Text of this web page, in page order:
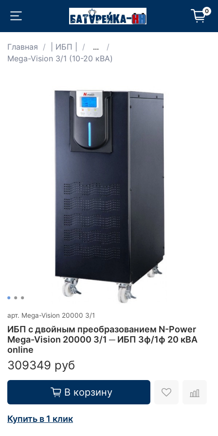
0
Главная | ИБП |
...
Mega-Vision 3/1 (10-20 кВА)
арт. Mega-Vision 20000 3/1
ИБП с двойным преобразованием N-Power
Mega-Vision 20000 3/1 ─ ИБП 3ф/1ф 20 кВА
online
309349 руб
В корзину
Купить в 1 клик